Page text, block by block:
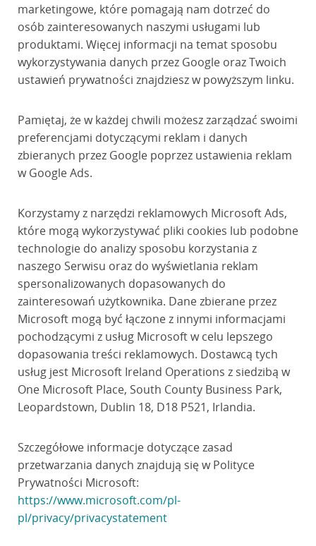
marketingowe, które pomagają nam dotrzeć do
osób zainteresowanych naszymi usługami lub
produktami. Więcej informacji na temat sposobu
wykorzystywania danych przez Google oraz Twoich
ustawień prywatności znajdziesz w powyższym linku.
Pamiętaj, że w każdej chwili możesz zarządzać swoimi
preferencjami dotyczącymi reklam i danych
zbieranych przez Google poprzez ustawienia reklam
w Google Ads.
Korzystamy z narzędzi reklamowych Microsoft Ads,
które mogą wykorzystywać pliki cookies lub podobne
technologie do analizy sposobu korzystania z
naszego Serwisu oraz do wyświetlania reklam
spersonalizowanych dopasowanych do
zainteresowań użytkownika. Dane zbierane przez
Microsoft mogą być łączone z innymi informacjami
pochodzącymi z usług Microsoft w celu lepszego
dopasowania treści reklamowych. Dostawcą tych
usług jest Microsoft Ireland Operations z siedzibą w
One Microsoft Place, South County Business Park,
Leopardstown, Dublin 18, D18 P521, Irlandia.
Szczegółowe informacje dotyczące zasad
przetwarzania danych znajdują się w Polityce
Prywatności Microsoft:
https://www.microsoft.com/pl-
pl/privacy/privacystatement